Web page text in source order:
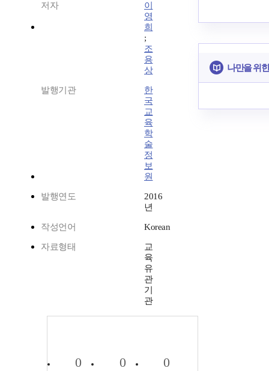
저자
이
영
희
;
조
용
상
발행기관
한
국
교
육
학
술
정
보
원
발행연도
2016
년
작성언어 Korean
자료형태
교
육
유
관
기
관
0 0 0
나만을 위